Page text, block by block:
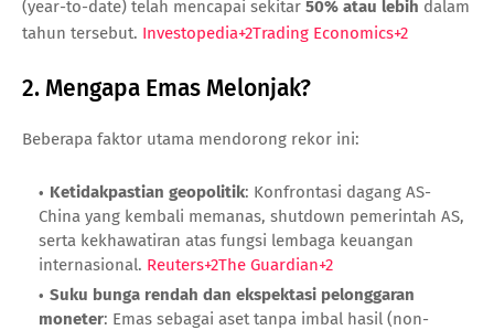
(year-to-date) telah mencapai sekitar 50% atau lebih dalam
tahun tersebut. Investopedia+2Trading Economics+2
2. Mengapa Emas Melonjak?
Beberapa faktor utama mendorong rekor ini:
Ketidakpastian geopolitik: Konfrontasi dagang AS-
China yang kembali memanas, shutdown pemerintah AS,
serta kekhawatiran atas fungsi lembaga keuangan
internasional. Reuters+2The Guardian+2
Suku bunga rendah dan ekspektasi pelonggaran
moneter: Emas sebagai aset tanpa imbal hasil (non-